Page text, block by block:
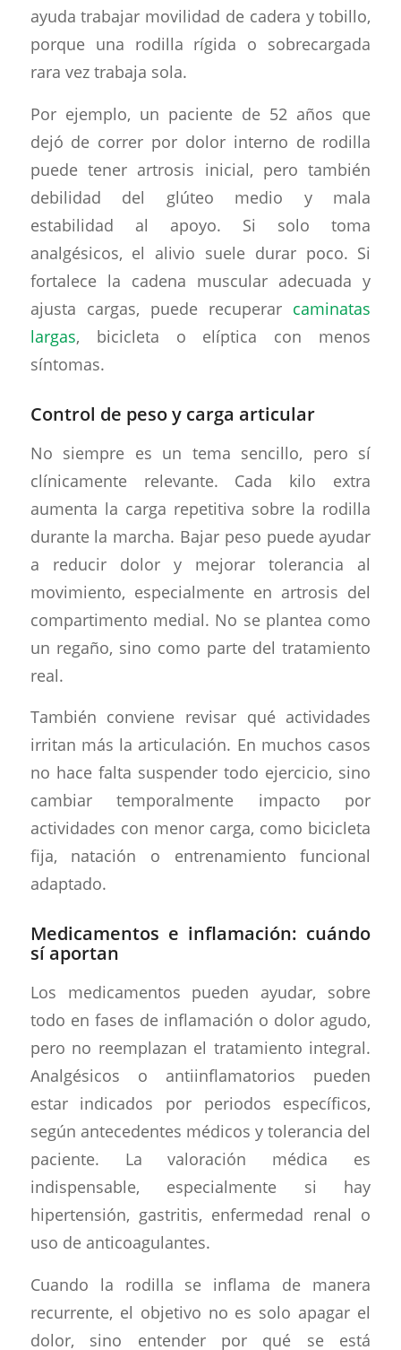
ayuda trabajar movilidad de cadera y tobillo,
porque una rodilla rígida o sobrecargada
rara vez trabaja sola.
Por ejemplo, un paciente de 52 años que
dejó de correr por dolor interno de rodilla
puede tener artrosis inicial, pero también
debilidad del glúteo medio y mala
estabilidad al apoyo. Si solo toma
analgésicos, el alivio suele durar poco. Si
fortalece la cadena muscular adecuada y
ajusta cargas, puede recuperar caminatas
largas, bicicleta o elíptica con menos
síntomas.
Control de peso y carga articular
No siempre es un tema sencillo, pero sí
clínicamente relevante. Cada kilo extra
aumenta la carga repetitiva sobre la rodilla
durante la marcha. Bajar peso puede ayudar
a reducir dolor y mejorar tolerancia al
movimiento, especialmente en artrosis del
compartimento medial. No se plantea como
un regaño, sino como parte del tratamiento
real.
También conviene revisar qué actividades
irritan más la articulación. En muchos casos
no hace falta suspender todo ejercicio, sino
cambiar temporalmente impacto por
actividades con menor carga, como bicicleta
fija, natación o entrenamiento funcional
adaptado.
Medicamentos e inflamación: cuándo
sí aportan
Los medicamentos pueden ayudar, sobre
todo en fases de inflamación o dolor agudo,
pero no reemplazan el tratamiento integral.
Analgésicos o antiinflamatorios pueden
estar indicados por periodos específicos,
según antecedentes médicos y tolerancia del
paciente. La valoración médica es
indispensable, especialmente si hay
hipertensión, gastritis, enfermedad renal o
uso de anticoagulantes.
Cuando la rodilla se inflama de manera
recurrente, el objetivo no es solo apagar el
dolor, sino entender por qué se está